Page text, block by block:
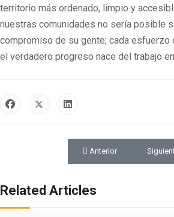
territorio más ordenado, limpio y
nuestras comunidades no sería posible
compromiso de su gente; cada esfuerzo
el verdadero progreso nace del trabajo
Artículo anterior: Proyecto
Anterior Artículo
Related Articles